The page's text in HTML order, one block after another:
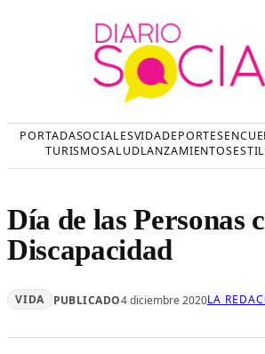
PORTADASOCIALESVIDADEPORTES
TURISMOSALUDLANZAMIENTOS
Día de las Personas
Discapacidad
VIDA PUBLICADO4 diciembre 2020LA